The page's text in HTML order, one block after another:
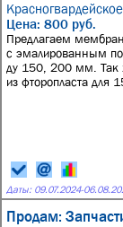
Красногвардейское
Цена: 800 руб.
Предлагаем
с эмалированным
ду 150, 200 мм. Так
из фторопласта для
Даты: 09.07.2024-
Продам: